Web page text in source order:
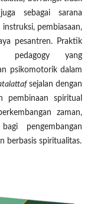
sebagai sarana
pembiasaan,
pesantren. Praktik
pedagogy yang
psikomotorik dalam
sejalan dengan
pembinaan spiritual
zaman,
pengembangan
berbasis spiritualitas.